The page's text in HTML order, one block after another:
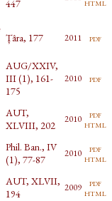
447
Țâra, 177 2011 pdf
AUG/XXIV,
III (1), 161-
175
2010 pdf
AUT,
XLVIII, 202
2010 pdf
html
Phil. Ban., IV
(1), 77-87
2010 pdf
html
AUT, XLVII,
194
2009 pdf
html